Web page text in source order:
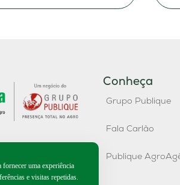
Conheça
Grupo Publique
Fala Carlão
Publique
fornecer uma experiência
e visitas repetidas.